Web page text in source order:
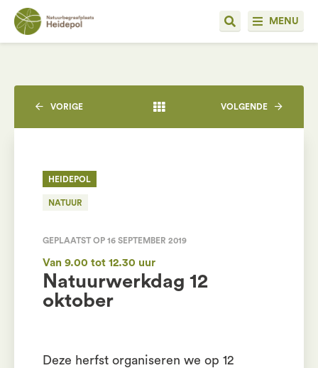
MENU
VORIGE VOLGENDE
HEIDEPOL
NATUUR
GEPLAATST OP 16 SEPTEMBER 2019
Van 9.00 tot 12.30 uur
Natuurwerkdag 12
oktober
Deze herfst organiseren we op 12